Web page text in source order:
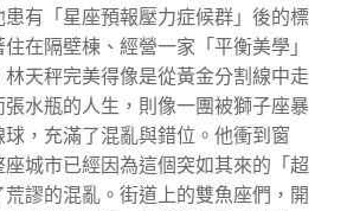
有「星座預報壓力症候群」後的標
在隔壁棟、經營一家「平衡美學」
天秤完美得像是從黃金分割線中走
水瓶的人生，則像一團被獅子座暴
，充滿了混亂與錯位。他衝到窗
城市已經因為這個突如其來的「超
謬的混亂。街道上的雙魚座們，開